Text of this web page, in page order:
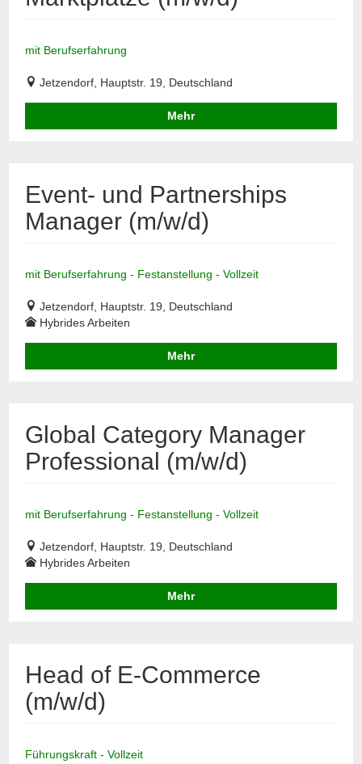
mit Berufserfahrung
Jetzendorf, Hauptstr. 19, Deutschland
Mehr
Event- und Partnerships
Manager (m/w/d)
mit Berufserfahrung - Festanstellung - Vollzeit
Jetzendorf, Hauptstr. 19, Deutschland
Hybrides Arbeiten
Mehr
Global Category Manager
Professional (m/w/d)
mit Berufserfahrung - Festanstellung - Vollzeit
Jetzendorf, Hauptstr. 19, Deutschland
Hybrides Arbeiten
Mehr
Head of E-Commerce
(m/w/d)
Führungskraft - Vollzeit